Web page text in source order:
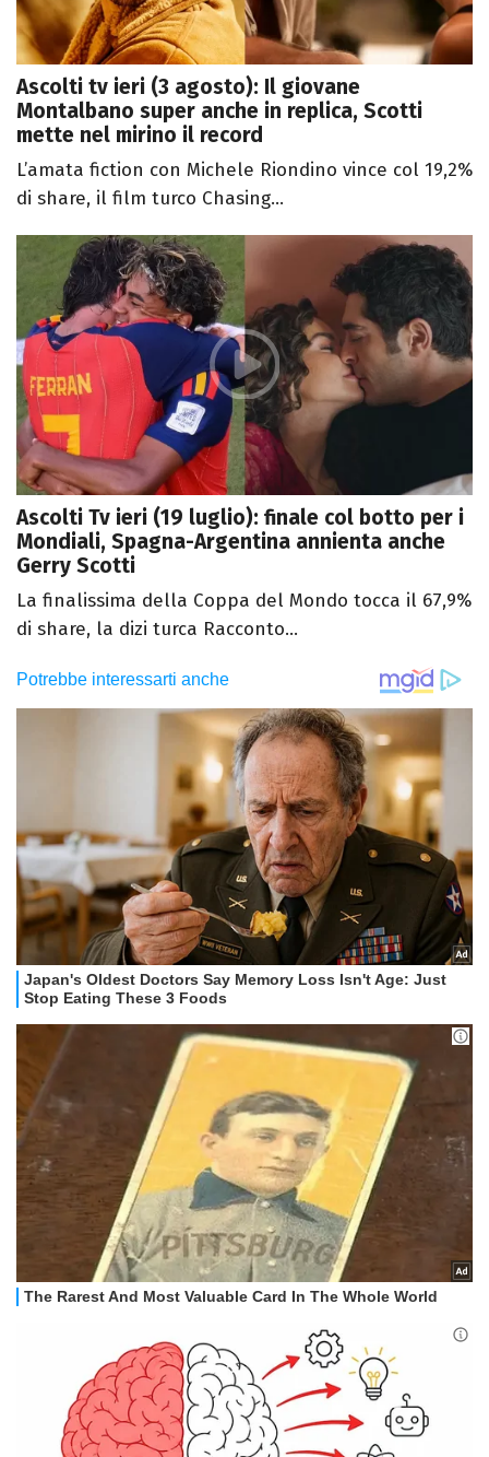
Ascolti tv ieri (3 agosto): Il giovane
Montalbano super anche in replica, Scotti
mette nel mirino il record
L’amata fiction con Michele Riondino vince col 19,2%
di share, il film turco Chasing...
Ascolti Tv ieri (19 luglio): finale col botto per i
Mondiali, Spagna-Argentina annienta anche
Gerry Scotti
La finalissima della Coppa del Mondo tocca il 67,9%
di share, la dizi turca Racconto...